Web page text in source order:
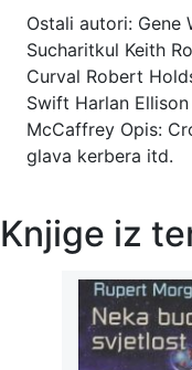
Ostali autori: Gene
Sucharitkul Keith
Curval Robert
Swift Harlan
McCaffrey Opis:
glava kerbera itd.
Knjige iz